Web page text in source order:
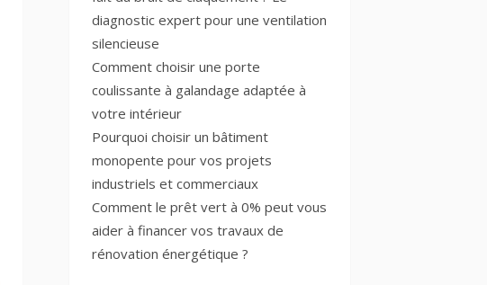
diagnostic expert pour une ventilation
silencieuse
Comment choisir une porte
coulissante à galandage adaptée à
votre intérieur
Pourquoi choisir un bâtiment
monopente pour vos projets
industriels et commerciaux
Comment le prêt vert à 0% peut vous
aider à financer vos travaux de
rénovation énergétique ?